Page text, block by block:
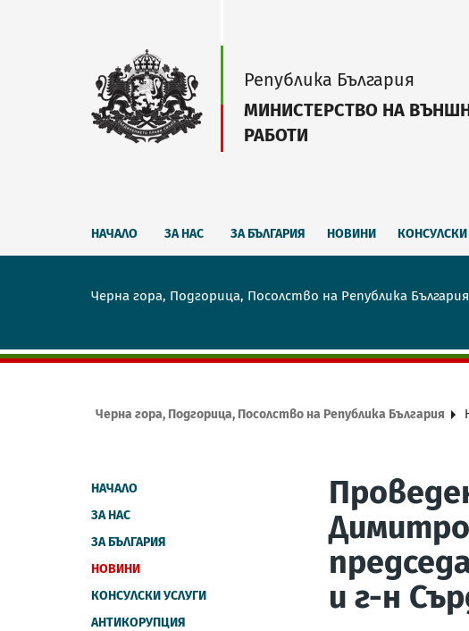
Република България
МИНИСТЕРСТВО НА
РАБОТИ
НАЧАЛО ЗА НАС ЗА БЪЛГАРИЯ НОВИНИ КОНСУЛСКИ
Черна гора, Подгорица, Посолство на Република България
Черна гора, Подгорица, Посолство на Република България
НАЧАЛО
ЗА НАС
ЗА БЪЛГАРИЯ
НОВИНИ
КОНСУЛСКИ УСЛУГИ
АНТИКОРУПЦИЯ
и г-н